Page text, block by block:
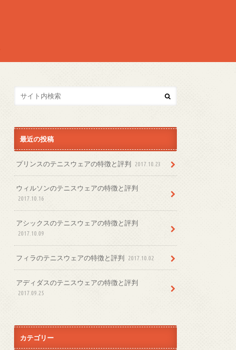
最近の投稿
プリンスのテニスウェアの特徴と評判 2017.10.23
ウィルソンのテニスウェアの特徴と評判
2017.10.16
アシックスのテニスウェアの特徴と評判
2017.10.09
フィラのテニスウェアの特徴と評判 2017.10.02
アディダスのテニスウェアの特徴と評判
2017.09.25
カテゴリー